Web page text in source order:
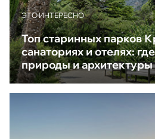
ЭТО ИНТЕРЕСНО
Топ старинных парков
санаториях и отелях:
природы и архитектуры